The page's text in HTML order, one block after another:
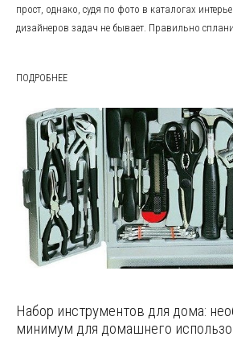
прост, однако, судя по фото в каталогах
дизайнеров задач не бывает. Правильно
ПОДРОБНЕЕ
Набор инструментов для дома:
минимум для домашнего